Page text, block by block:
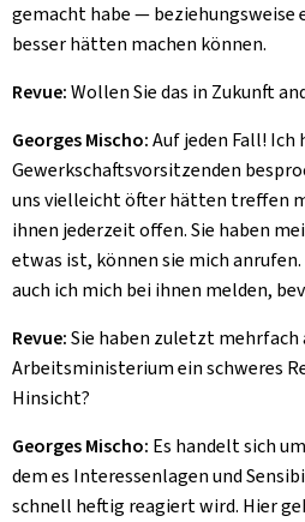
gemacht habe — beziehungsweise
besser hätten machen können.
Revue:Wollen Sie das in Zukunft
Georges Mischo:Auf jeden Fall! Ich
Gewerkschaftsvorsitzenden
uns vielleicht öfter hätten treffen
ihnen jederzeit offen. Sie haben
etwas ist, können sie mich
auch ich mich bei ihnen melden,
Revue:Sie haben zuletzt mehrfach
Arbeitsministerium ein schweres
Hinsicht?
Georges Mischo: Es handelt sich
dem es Interessenlagen und
schnell heftig reagiert wird. Hier